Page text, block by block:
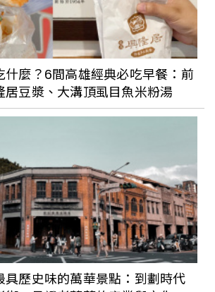
置身昭和時代：台南「桑原商店」復
系柑仔店每日限定霜淇淋，帶你重回
街景懷舊風情
不在，也是市區中的一處寧靜空間
apt.DouZ有著摩登與復古混搭，迷
溫室是店裡亮點；各種經典美味也讓人
絕口，從植栽到餐點都能療癒人心
什麼？6間高雄經典必吃早餐：前
居豆漿、大溝頂虱目魚米粉湯
具歷史味的萬華景點：到劃時代